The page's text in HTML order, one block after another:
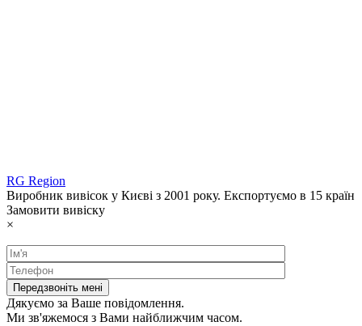
RG Region
Виробник вивісок у Києві з 2001 року. Експортуємо в 15 країн
Замовити вивіску
×
Дякуємо за Ваше повідомлення.
Ми зв'яжемося з Вами найближчим часом.